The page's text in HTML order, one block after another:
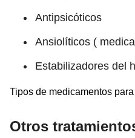
Antipsicóticos
Ansiolíticos (
Estabilizadores del
Tipos de medicamentos
Otros